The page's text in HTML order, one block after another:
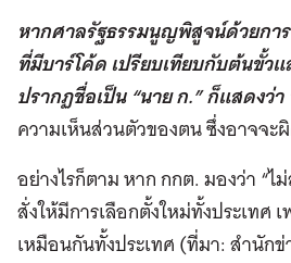
หากศาลรัฐธรรมนูญพิสูจน์ด้วยกา
ที่มีบาร์โค้ด เปรียบเทียบกับต้นขั้ว
ปรากฏชื่อเป็น “นาย ก.” ก็แสดงว่า
ความเห็นส่วนตัวของตน ซึ่งอาจจะ
อย่างไรก็ตาม หาก กกต. มองว่า “ไ
สั่งให้มีการเลือกตั้งใหม่ทั้งประเทศ
เหมือนกันทั้งประเทศ (ที่มา: สำนัก